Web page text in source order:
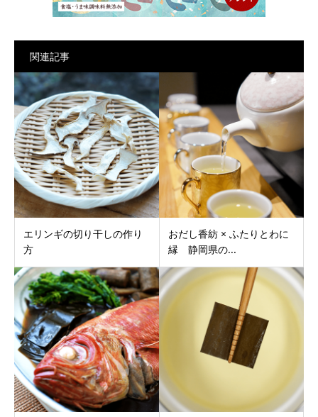
関連記事
エリンギの切り干しの作り
方
おだし香紡 × ふたりとわに
縁 静岡県の...